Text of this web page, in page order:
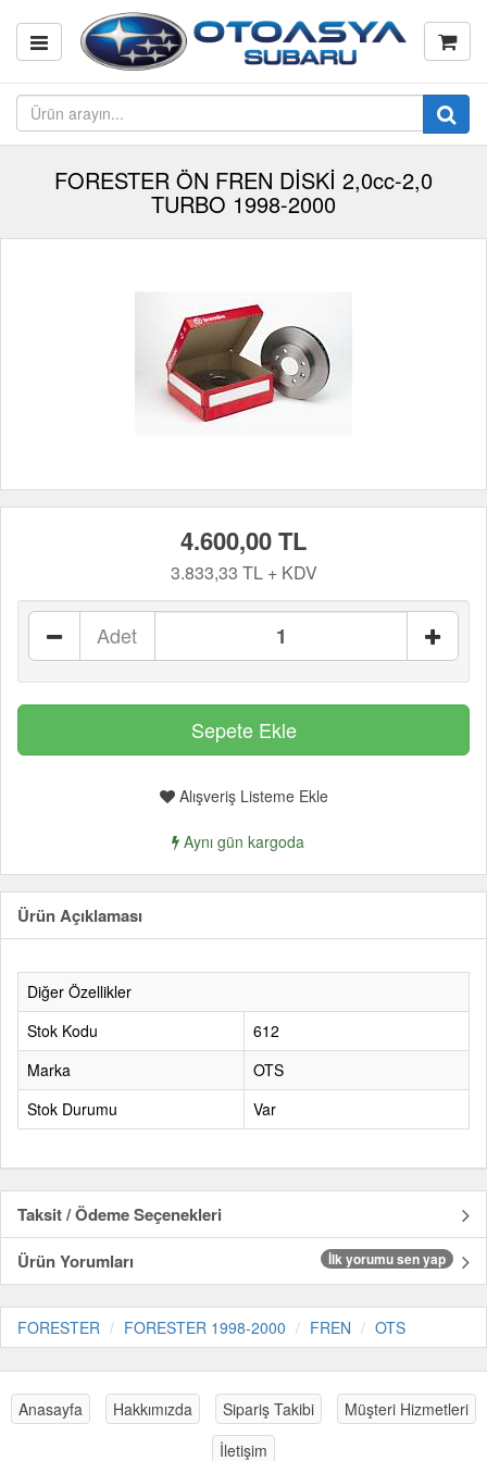
FORESTER ÖN FREN DİSKİ 2,0cc-2,0
TURBO 1998-2000
4.600,00 TL
3.833,33 TL + KDV
Adet
Alışveriş Listeme Ekle
Aynı gün kargoda
Ürün Açıklaması
Diğer Özellikler
Stok Kodu
612
Marka
OTS
Stok Durumu
Var
Taksit / Ödeme Seçenekleri
Ürün Yorumları
İlk yorumu sen yap
FORESTER FORESTER 1998-2000 FREN OTS
Anasayfa Hakkımızda Sipariş Takibi
Müşteri Hizmetleri
İletişim